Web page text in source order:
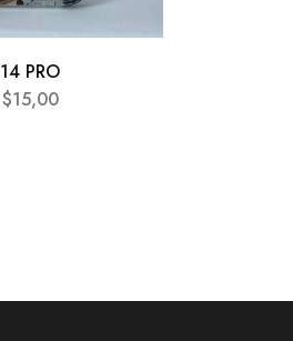
14 PRO
$15,00